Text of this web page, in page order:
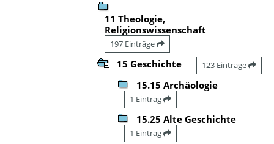
11 Theologie,
Religionswissenschaft
197 Einträge
15 Geschichte 123 Einträge
15.15 Archäologie
1 Eintrag
15.25 Alte Geschichte
1 Eintrag